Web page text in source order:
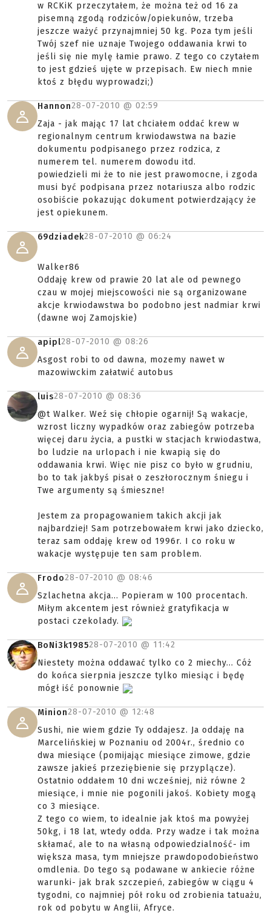
w RCKiK przeczytałem, że można też od 16 za
pisemną zgodą rodziców/opiekunów, trzeba
jeszcze ważyć przynajmniej 50 kg. Poza tym jeśli
Twój szef nie uznaje Twojego oddawania krwi to
jeśli się nie mylę łamie prawo. Z tego co czytałem
to jest gdzieś ujęte w przepisach. Ew niech mnie
ktoś z błędu wyprowadzi;)
Hannon28-07-2010 @ 02:59
Zaja - jak mając 17 lat chciałem oddać krew w
regionalnym centrum krwiodawstwa na bazie
dokumentu podpisanego przez rodzica, z
numerem tel. numerem dowodu itd.
powiedzieli mi że to nie jest prawomocne, i zgoda
musi być podpisana przez notariusza albo rodzic
osobiście pokazując dokument potwierdzający że
jest opiekunem.
69dziadek28-07-2010 @ 06:24
Walker86
Oddaję krew od prawie 20 lat ale od pewnego
czau w mojej miejscowości nie są organizowane
akcje krwiodawstwa bo podobno jest nadmiar krwi
(dawne woj Zamojskie)
apipl28-07-2010 @ 08:26
Asgost robi to od dawna, mozemy nawet w
mazowiwckim załatwić autobus
luis28-07-2010 @ 08:36
@t Walker. Weź się chłopie ogarnij! Są wakacje,
wzrost liczny wypadków oraz zabiegów potrzeba
więcej daru życia, a pustki w stacjach krwiodastwa,
bo ludzie na urlopach i nie kwapią się do
oddawania krwi. Więc nie pisz co było w grudniu,
bo to tak jakbyś pisał o zeszłorocznym śniegu i
Twe argumenty są śmieszne!
Jestem za propagowaniem takich akcji jak
najbardziej! Sam potrzebowałem krwi jako dziecko,
teraz sam oddaję krew od 1996r. I co roku w
wakacje występuje ten sam problem.
Frodo28-07-2010 @ 08:46
Szlachetna akcja... Popieram w 100 procentach.
Miłym akcentem jest również gratyfikacja w
postaci czekolady.
BoNi3k198528-07-2010 @ 11:42
Niestety można oddawać tylko co 2 miechy... Cóż
do końca sierpnia jeszcze tylko miesiąc i będę
mógł iść ponownie
Minion28-07-2010 @ 12:48
Sushi, nie wiem gdzie Ty oddajesz. Ja oddaję na
Marcelińskiej w Poznaniu od 2004r., średnio co
dwa miesiące (pomijając miesiące zimowe, gdzie
zawsze jakieś przeziębienie się przyplącze).
Ostatnio oddałem 10 dni wcześniej, niż równe 2
miesiące, i mnie nie pogonili jakoś. Kobiety mogą
co 3 miesiące.
Z tego co wiem, to idealnie jak ktoś ma powyżej
50kg, i 18 lat, wtedy odda. Przy wadze i tak można
skłamać, ale to na własną odpowiedzialność- im
większa masa, tym mniejsze prawdopodobieństwo
omdlenia. Do tego są podawane w ankiecie różne
warunki- jak brak szczepień, zabiegów w ciągu 4
tygodni, co najmniej pół roku od zrobienia tatuażu,
rok od pobytu w Anglii, Afryce.